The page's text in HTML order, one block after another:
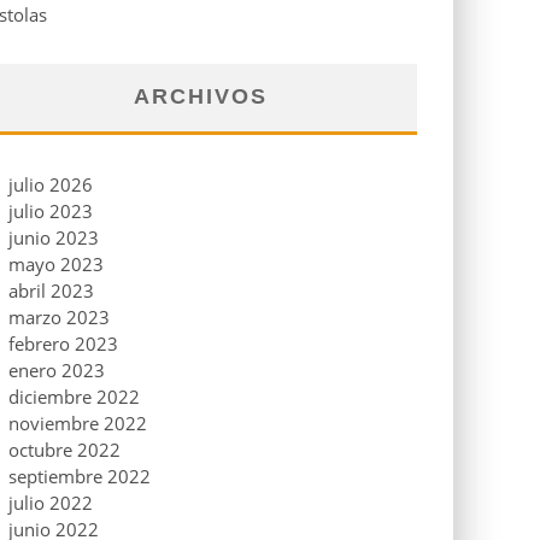
ARCHIVOS
julio 2026
julio 2023
junio 2023
mayo 2023
abril 2023
marzo 2023
febrero 2023
enero 2023
diciembre 2022
noviembre 2022
octubre 2022
septiembre 2022
julio 2022
junio 2022